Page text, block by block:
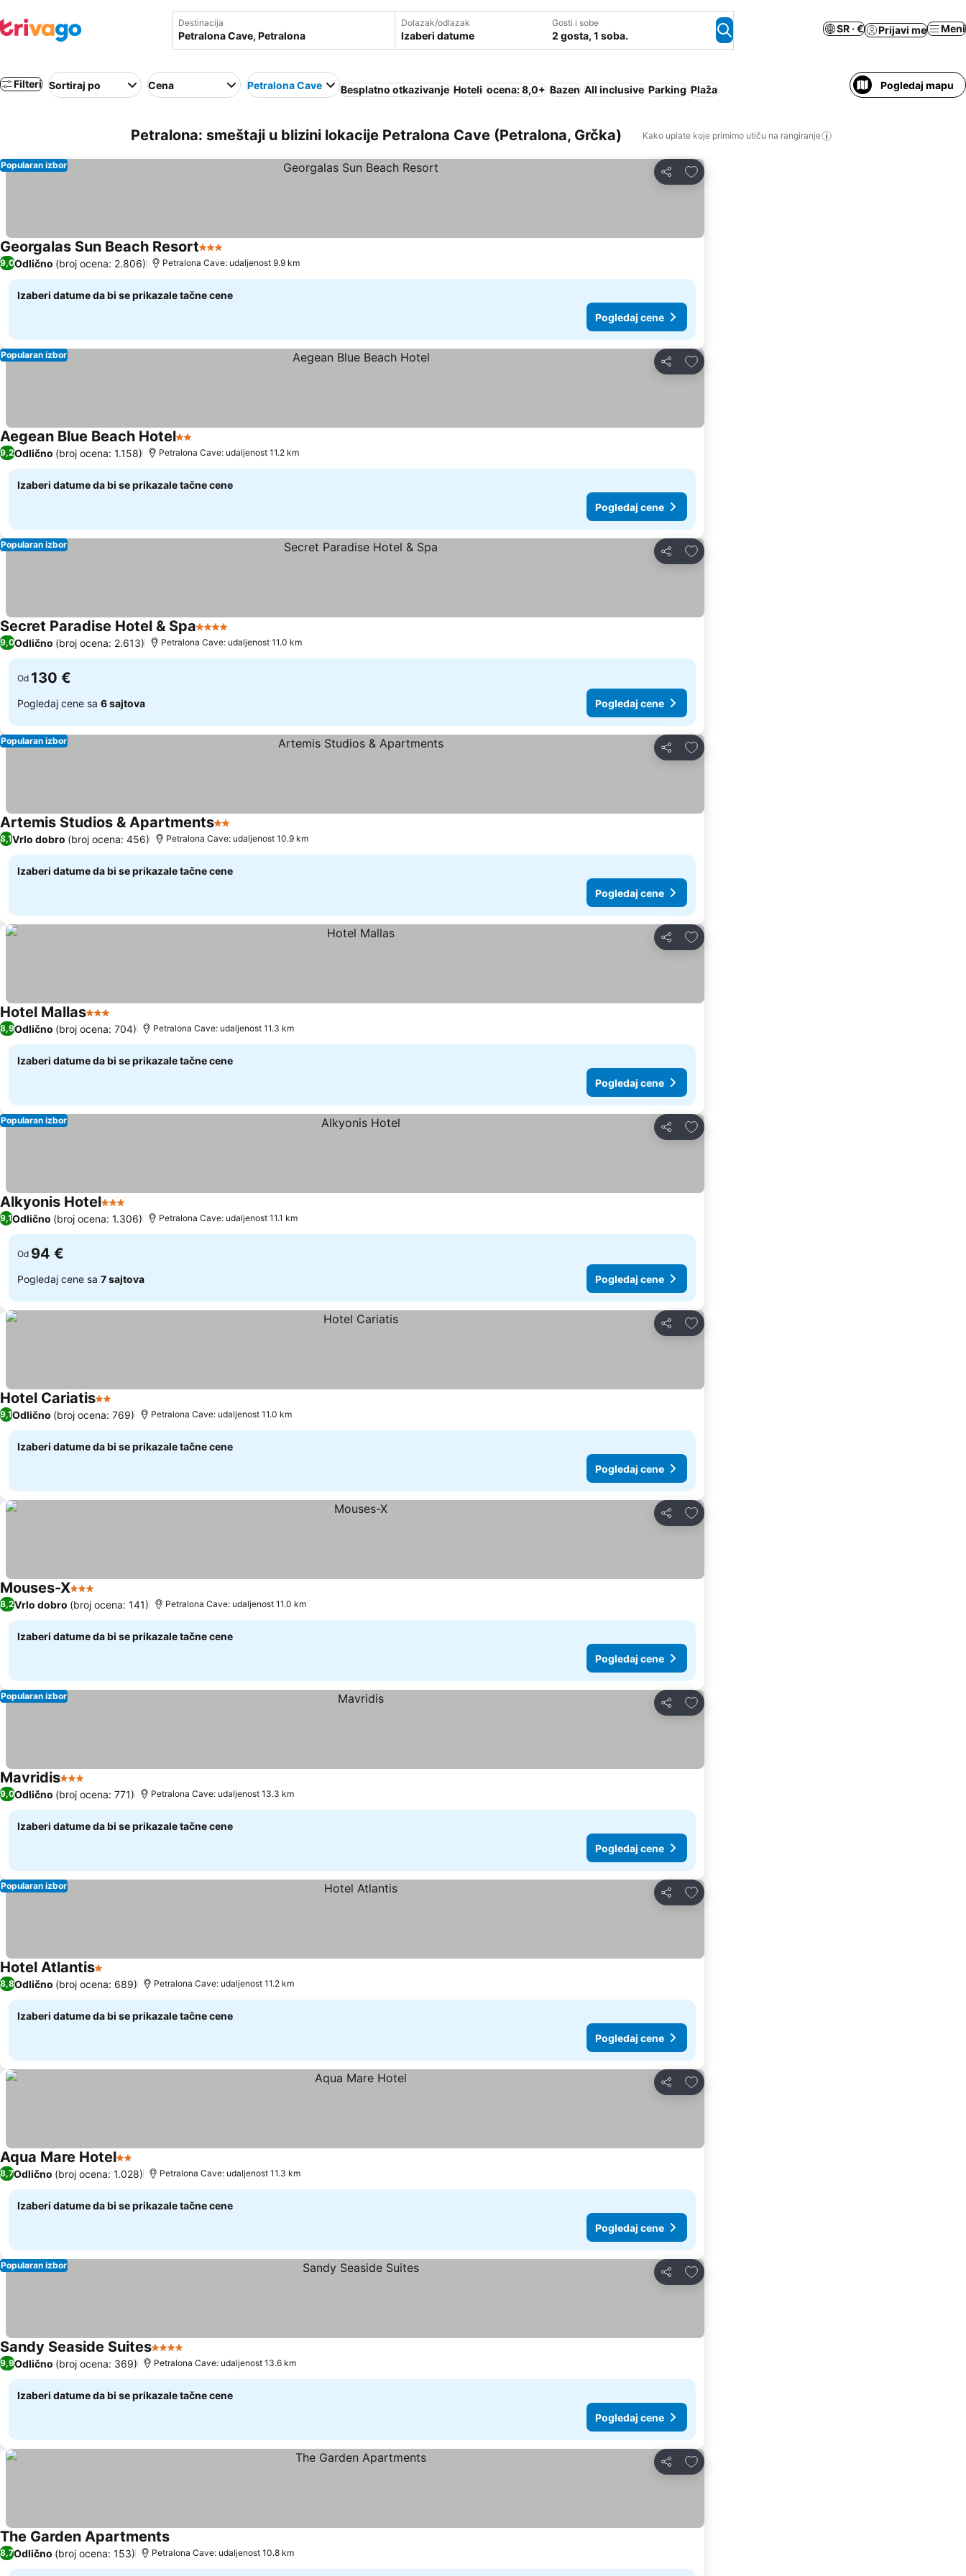
Destinacija Dolazak/odlazak
Izaberi datume
Gosti i sobe
2 gosta, 1 soba.
SR · € Prijavi me Meni
Filteri Sortiraj po Cena Petralona Cave Besplatno otkazivanje Hoteli ocena: 8,0+ Bazen All inclusive Parking Plaža Pogledaj mapu
Petralona: smeštaji u blizini lokacije Petralona Cave (Petralona, Grčka) Kako uplate koje primimo utiču na rangiranje
Deli
Dodati u favorite
Popularan izbor
Georgalas Sun Beach Resort3 Zvezdice
9,0Odlično (broj ocena: 2.806) Petralona Cave: udaljenost 9.9 km
Izaberi datume da bi se prikazale tačne cene
Pogledaj cene
Deli
Dodati u favorite
Popularan izbor
Aegean Blue Beach Hotel2 Zvezdice
9,2Odlično (broj ocena: 1.158) Petralona Cave: udaljenost 11.2 km
Izaberi datume da bi se prikazale tačne cene
Pogledaj cene
Deli
Dodati u favorite
Popularan izbor
Secret Paradise Hotel & Spa4 Zvezdice
9,0Odlično (broj ocena: 2.613) Petralona Cave: udaljenost 11.0 km
Od 130 €
Pogledaj cene sa 6 sajtova Pogledaj cene
Deli
Dodati u favorite
Popularan izbor
Artemis Studios & Apartments2 Zvezdice
8,1Vrlo dobro (broj ocena: 456) Petralona Cave: udaljenost 10.9 km
Izaberi datume da bi se prikazale tačne cene
Pogledaj cene
Deli
Dodati u favorite
Hotel Mallas3 ZvezdicePogledaj cene
8,9Odlično (broj ocena: 704) Petralona Cave: udaljenost 11.3 km
Izaberi datume da bi se prikazale tačne cene
Pogledaj cene
Deli
Dodati u favorite
Popularan izbor
Alkyonis Hotel3 ZvezdicePogledaj cene
9,1Odlično (broj ocena: 1.306) Petralona Cave: udaljenost 11.1 km
Od 94 €
Pogledaj cene sa 7 sajtova Pogledaj cene
Deli
Dodati u favorite
Hotel Cariatis2 ZvezdicePogledaj cene
9,1Odlično (broj ocena: 769) Petralona Cave: udaljenost 11.0 km
Izaberi datume da bi se prikazale tačne cene
Pogledaj cene
Deli
Dodati u favorite
Mouses-X3 ZvezdicePogledaj cene
8,2Vrlo dobro (broj ocena: 141) Petralona Cave: udaljenost 11.0 km
Izaberi datume da bi se prikazale tačne cene
Pogledaj cene
Deli
Dodati u favorite
Popularan izbor
Mavridis3 ZvezdicePogledaj cene
9,0Odlično (broj ocena: 771) Petralona Cave: udaljenost 13.3 km
Izaberi datume da bi se prikazale tačne cene
Pogledaj cene
Deli
Dodati u favorite
Popularan izbor
Hotel Atlantis1 Zvezdice
Pogledaj cene
8,8Odlično (broj ocena: 689) Petralona Cave: udaljenost 11.2 km
Izaberi datume da bi se prikazale tačne cene
Pogledaj cene
Deli
Dodati u favorite
Aqua Mare Hotel2 ZvezdicePogledaj cene
8,7Odlično (broj ocena: 1.028) Petralona Cave: udaljenost 11.3 km
Izaberi datume da bi se prikazale tačne cene
Pogledaj cene
Deli
Dodati u favorite
Popularan izbor
Sandy Seaside Suites4 Zvezdice
9,9Odlično (broj ocena: 369) Petralona Cave: udaljenost 13.6 km
Izaberi datume da bi se prikazale tačne cene
Pogledaj cene
Deli
Dodati u favorite
The Garden ApartmentsPogledaj cene
8,7Odlično (broj ocena: 153) Petralona Cave: udaljenost 10.8 km